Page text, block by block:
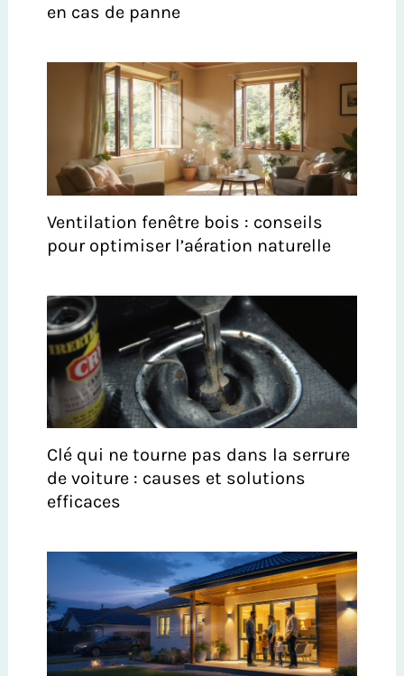
en cas de panne
Ventilation fenêtre bois : conseils
pour optimiser l’aération naturelle
Clé qui ne tourne pas dans la serrure
de voiture : causes et solutions
efficaces